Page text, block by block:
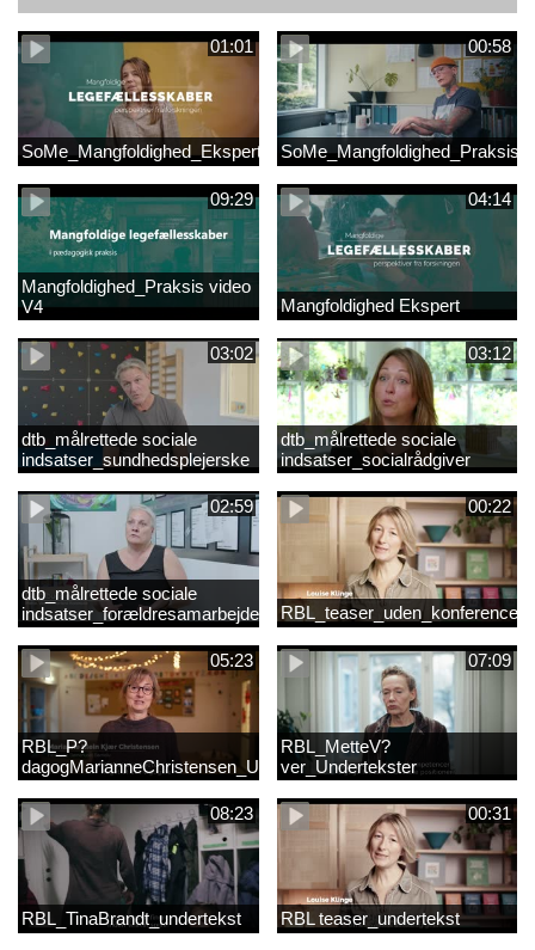
01:01
SoMe_Mangfoldighed_Ekspert
00:58
SoMe_Mangfoldighed_Praksis
09:29
Mangfoldighed_Praksis video
V4
04:14
Mangfoldighed Ekspert
03:02
dtb_målrettede sociale
indsatser_sundhedsplejerske
(Original).mp4
03:12
dtb_målrettede sociale
indsatser_socialrådgiver
(Original).mp4
02:59
dtb_målrettede sociale
indsatser_forældresamarbejde
(Original).mp4
00:22
05:23
RBL_P?
dagogMarianneChristensen_Undertekst
07:09
RBL_MetteV?
ver_Undertekster
08:23
RBL_TinaBrandt_undertekst
00:31
RBL teaser_undertekst